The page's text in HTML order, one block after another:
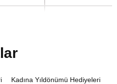
Kadına Yıldönümü Hediyeleri